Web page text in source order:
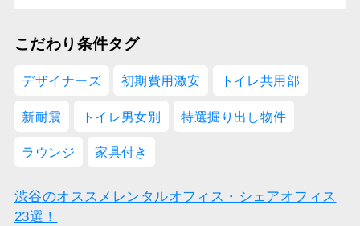
こだわり条件タグ
デザイナーズ 初期費用激安 トイレ共用部
新耐震 トイレ男女別 特選掘り出し物件
ラウンジ 家具付き
渋谷のオススメレンタルオフィス・シェアオフィス
23選！